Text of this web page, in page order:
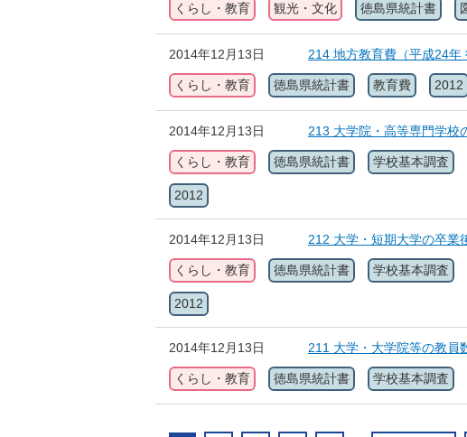
くらし・教育 観光・文化 徳島県統計書
2014年12月13日
214 地方教育費（平成24年
くらし・教育 徳島県統計書 教育費 2012
2014年12月13日 213 大学院・高等専門学校
くらし・教育 徳島県統計書 学校基本調査
2012
2014年12月13日 212 大学・短期大学の卒業
くらし・教育 徳島県統計書 学校基本調査
2012
2014年12月13日
211 大学・大学院等の教員
くらし・教育 徳島県統計書 学校基本調査